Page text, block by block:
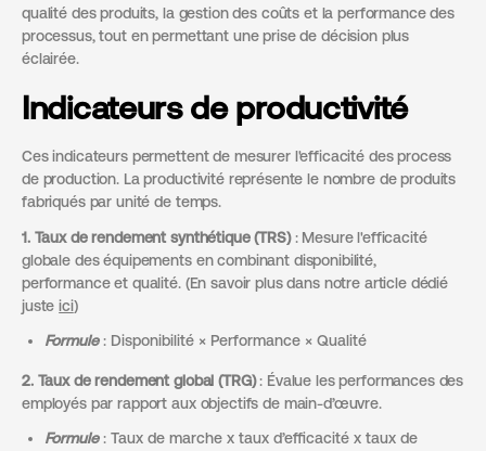
qualité des produits, la gestion des coûts et la performance des
processus, tout en permettant une prise de décision plus
éclairée.
Indicateurs de productivité
Ces indicateurs permettent de mesurer l'efficacité des process
de production. La productivité représente le nombre de produits
fabriqués par unité de temps.
1. Taux de rendement synthétique (TRS): Mesure l'efficacité
globale des équipements en combinant disponibilité,
performance et qualité. (En savoir plus dans notre article dédié
justeici)
Formule: Disponibilité × Performance × Qualité
2. Taux de rendement global (TRG): Évalue les performances des
employés par rapport aux objectifs de main-d’œuvre.
Formule: Taux de marche x taux d’efficacité x taux de